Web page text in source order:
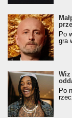
Po
gra
Wiz
Po